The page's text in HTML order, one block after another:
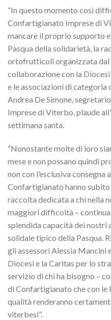
“In questo momento così
Confartigianato Imprese di
mancare il proprio supporto
Pasqua della solidarietà, la
ortofrutticoli organizzata dal
collaborazione con la
e le associazioni di categoria
Andrea De Simone,
Imprese di Viterbo, plaude
settimana santa.
“Nonostante molte di loro
mese e non possano quindi
non con l’esclusiva consegna
Confartigianato hanno
raccolta dedicata a chi nella
maggiori difficoltà – continua
splendida capacità dei
solidale tipico della Pasqua.
gli assessori Alessia Mancini
Diocesi e la Caritas per lo
servizio di chi ha bisogno –
di Confartigianato che con
qualità renderanno
viterbesi”.